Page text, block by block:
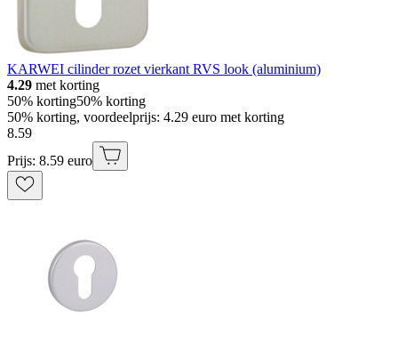
KARWEI cilinder rozet vierkant RVS look (aluminium)
4.29 met korting
50% korting50% korting
50% korting, voordeelprijs: 4.29 euro met korting
8.59
Prijs: 8.59 euro